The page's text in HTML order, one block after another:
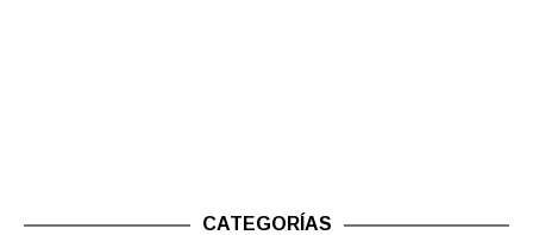
CATEGORÍAS